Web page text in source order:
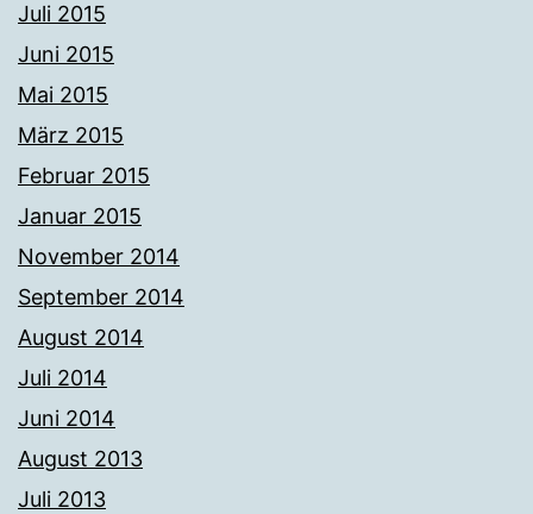
Juli 2015
Juni 2015
Mai 2015
März 2015
Februar 2015
Januar 2015
November 2014
September 2014
August 2014
Juli 2014
Juni 2014
August 2013
Juli 2013